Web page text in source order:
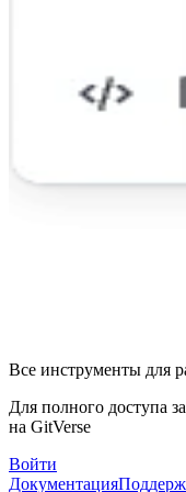
Все инструменты для
Для полного доступа
на GitVerse
Войти
Документация